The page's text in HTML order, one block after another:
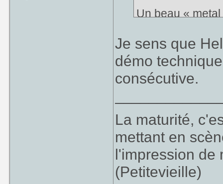
Un beau «
Je sens que
démo
consécutive.
La maturité,
mettant en
l'impression de
(Petitevieille)